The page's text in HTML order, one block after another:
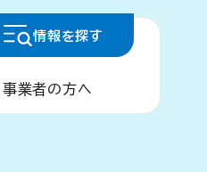
情報を探す
事業者の方へ